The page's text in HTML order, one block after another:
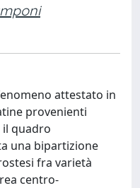
attestato in
provenienti
il quadro
una bipartizione
fra varietà
centro-